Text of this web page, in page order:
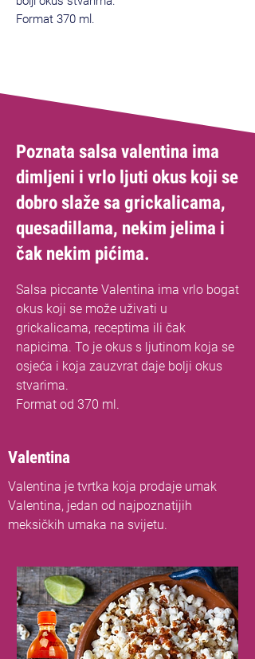
Format 370 ml.
Poznata salsa valentina ima
dimljeni i vrlo ljuti okus koji se
dobro slaže sa grickalicama,
quesadillama, nekim jelima i
čak nekim pićima.
Salsa piccante Valentina ima vrlo bogat
okus koji se može uživati u
grickalicama, receptima ili čak
napicima. To je okus s ljutinom koja se
osjeća i koja zauzvrat daje bolji okus
stvarima.
Format od 370 ml.
Valentina
Valentina je tvrtka koja prodaje umak
Valentina, jedan od najpoznatijih
meksičkih umaka na svijetu.